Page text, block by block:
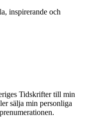
inspirerande och
Tidskrifter till min
sälja min personliga